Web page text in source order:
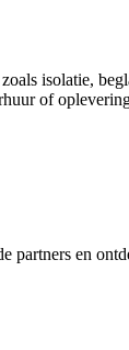
isolatie,
of
partners en